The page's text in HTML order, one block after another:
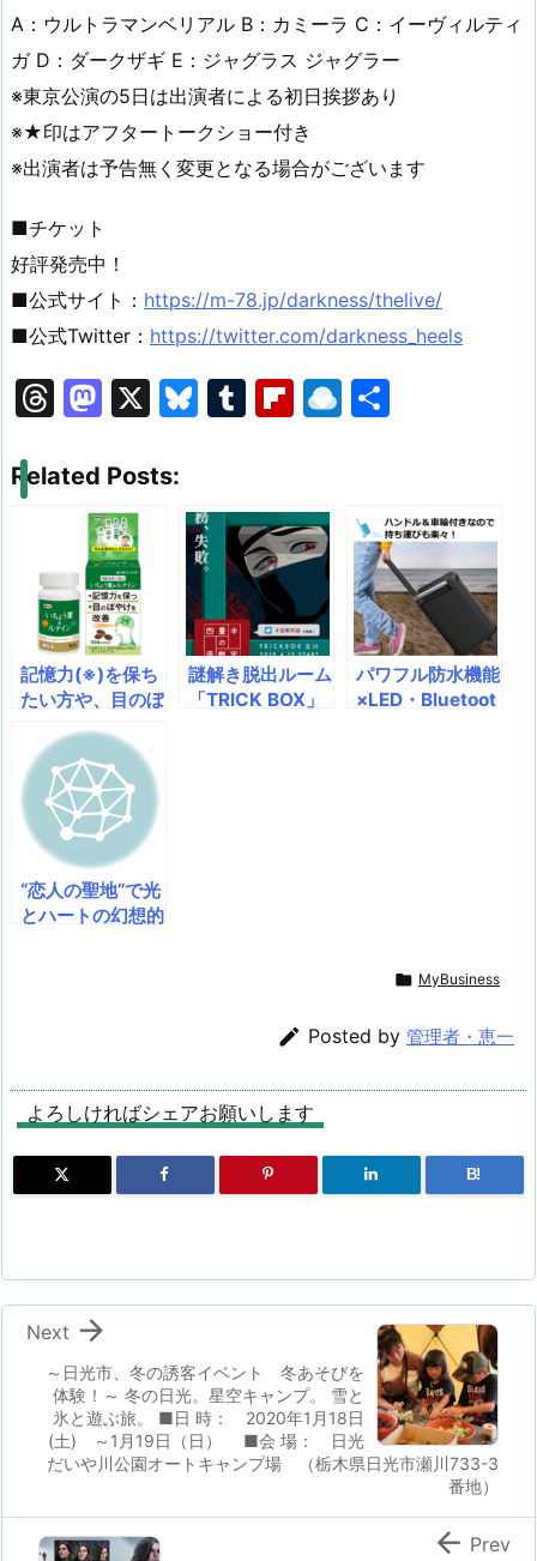
A：ウルトラマンベリアル B：カミーラ C：イーヴィルティ
ガ D：ダークザギ E：ジャグラス ジャグラー
※東京公演の5日は出演者による初日挨拶あり
※★印はアフタートークショー付き
※出演者は予告無く変更となる場合がございます
■チケット
好評発売中！
■公式サイト： https://m-78.jp/darkness/thelive/
■公式Twitter： https://twitter.com/darkness_heels
T
e
s
M
st
o
d
o
n
X
Bl
s
k
y
T
bl
r
Fl
o
ar
R
dr
o
p.
io
Related Posts:
記憶力(※)を保ち
たい方や、目のぼ
やけにお悩みの方
へ” 「いちょう葉
＆ルテイン」が機
能性表示食品とし
て受理 発売予定
時期：2019年8
月
謎解き脱出ルーム
「TRICK BOX」
パワフル防水機能
×LED・Bluetoot
“恋人の聖地”で光
とハートの幻想的
 MyBusiness
 Posted by 管理者・恵一
よろしければシェアお願いします
B!
～日光市、冬の誘客イベント 冬あそびを
体験！～ 冬の日光。星空キャンプ。 雪と
氷と遊ぶ旅。 ■日 時： 2020年1月18日
(土) ～1月19日（日） ■会 場： 日光
だいや川公園オートキャンプ場 （栃木県日光市瀬川733-3
番地）

Next
 Prev